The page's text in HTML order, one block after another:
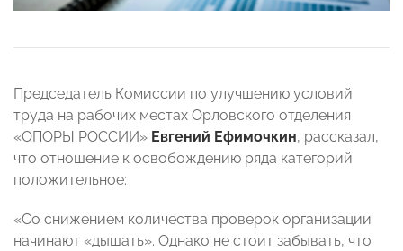
Председатель Комиссии по улучшению условий
труда на рабочих местах Орловского отделения
«ОПОРЫ РОССИИ» Евгений Ефимочкин, рассказал,
что отношение к освобождению ряда категорий
положительное:
«Со снижением количества проверок организации
начинают «дышать». Однако не стоит забывать, что